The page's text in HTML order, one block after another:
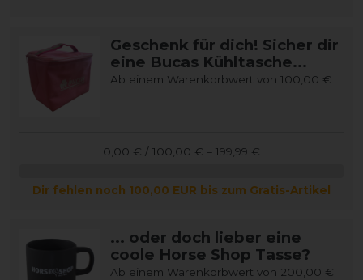
Geschenk für dich! Sicher dir
eine Bucas Kühltasche...
Ab einem Warenkorbwert von 100,00 €
0,00 € / 100,00 € – 199,99 €
Dir fehlen noch 100,00 EUR bis zum Gratis-Artikel
... oder doch lieber eine
coole Horse Shop Tasse?
Ab einem Warenkorbwert von 200,00 €